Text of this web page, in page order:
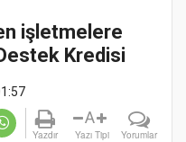
işletmelere
Kredisi
Yazdır
A
Yazı Tipi Yorumlar